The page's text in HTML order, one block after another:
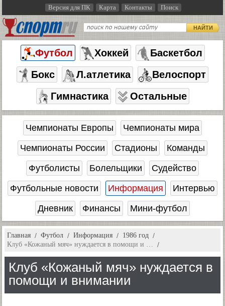
Версия для ПК Карта Контакты Поиск
НАЙТИ
Футбол Хоккей
Баскетбол
Бокс
Л.атлетика
Велоспорт
Гимнастика
Остальные
Чемпионаты Европы
Чемпионаты мира
Чемпионаты России
Стадионы
Команды
Футболисты
Болельщики
Судейство
Футбольные новости
Информация
Интервью
Дневник
Финансы Мини-футбол
Главная Футбол Информация
1986 год
Клуб «Кожаный мяч» нуждается в помощи и …
Клуб «Кожаный мяч» нуждается в
помощи и внимании